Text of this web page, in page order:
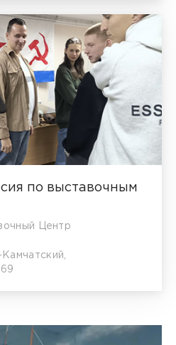
по выставочным
Центр